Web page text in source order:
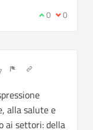
I agree with
0 I 0
Get link to single
alla salute e
ai settori: della